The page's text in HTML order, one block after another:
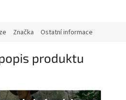
Značka Ostatní informace
produktu